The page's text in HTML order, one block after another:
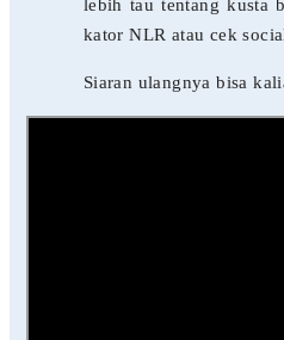
lebih tau tentang kusta
kator NLR atau cek
Siaran ulangnya bisa